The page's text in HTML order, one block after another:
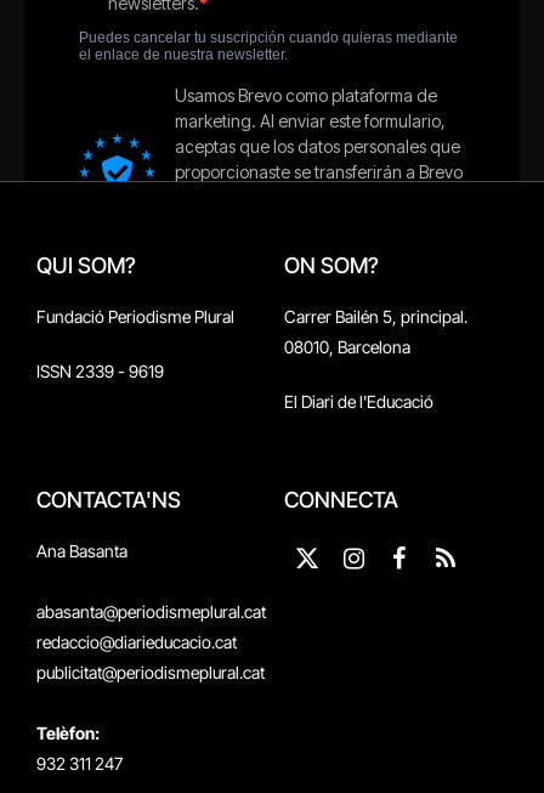
QUI SOM?
Fundació Periodisme Plural
ISSN 2339 - 9619
ON SOM?
Carrer Bailén 5, principal.
08010, Barcelona
El Diari de l'Educació
CONTACTA'NS
Ana Basanta
abasanta@periodismeplural.cat
redaccio@diarieducacio.cat
publicitat@periodismeplural.cat
Telèfon:
932 311 247
CONNECTA
X
Instagram
Facebook
RSS